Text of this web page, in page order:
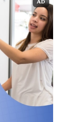
AD